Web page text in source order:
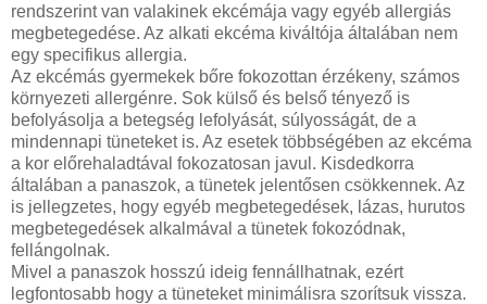
rendszerint van valakinek ekcémája vagy egyéb allergiás
megbetegedése. Az alkati ekcéma kiváltója általában nem
egy specifikus allergia.
Az ekcémás gyermekek bőre fokozottan érzékeny, számos
környezeti allergénre. Sok külső és belső tényező is
befolyásolja a betegség lefolyását, súlyosságát, de a
mindennapi tüneteket is. Az esetek többségében az ekcéma
a kor előrehaladtával fokozatosan javul. Kisdedkorra
általában a panaszok, a tünetek jelentősen csökkennek. Az
is jellegzetes, hogy egyéb megbetegedések, lázas, hurutos
megbetegedések alkalmával a tünetek fokozódnak,
fellángolnak.
Mivel a panaszok hosszú ideig fennállhatnak, ezért
legfontosabb hogy a tüneteket minimálisra szorítsuk vissza.